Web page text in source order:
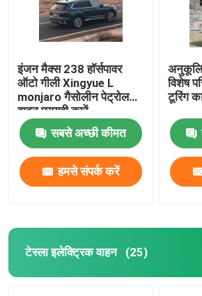
इंजन मैक्स 238 हॉर्सपावर
ऑटो गीली Xingyue L
monjaro गैसोलीन पेट्रोल
वाहन एसयूवी कारें
सबसे अच्छी कीमत
हमसे संपर्क करें
विशेष
टूरिंग
टेस्ला इलेक्ट्रिक वाहन (25)